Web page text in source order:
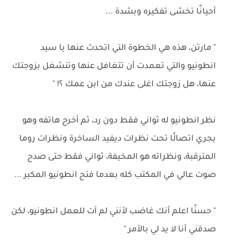
أحيانًا تخشى تفكيره وبشدة ...
" مارتن، هذه هي الخطوة التي اتحدث عنها يا سيد
انطونيو والتي تعمدت أن تتغافل عنها وتنشغل بزوجتك
عنها، هل زوجتك اغلى عندك من ابن عمك ؟! "
نظر انطونيو له ثواني فقط دون رد، ثم أخرج هاتفه وهو
يجري اتصالًا تحت نظرات ديفيد الساخرة ونظرات روما
المترقبة، ونظراته هو المخيفة، ثواني فقط حتى صدح
صوت عالي في المكتب كله بعدما فتح انطونيو المكبر ...
" حسنًا اعلم أنك غاضب لأنني لم آت للعمل انطونيو، لكن
صدقني أنا لا يد لي بالأمر "